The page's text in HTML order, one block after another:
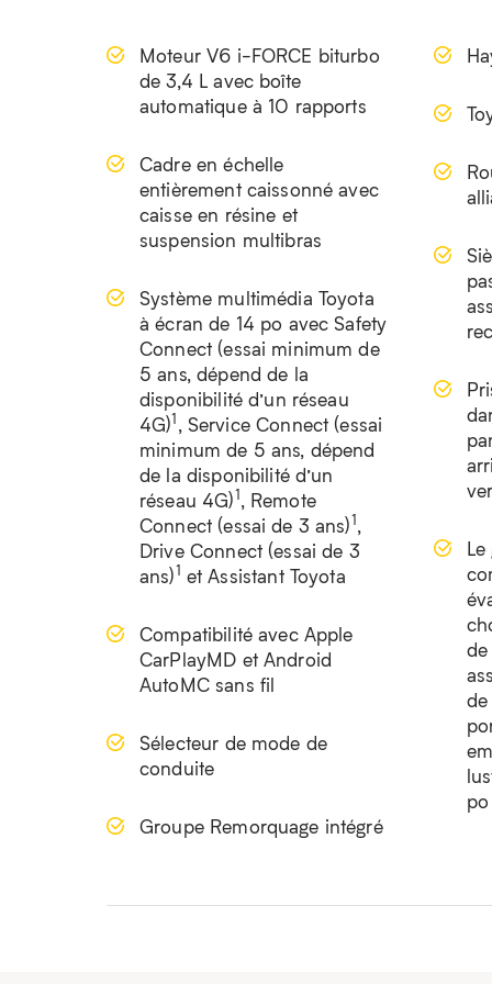
Moteur V6 i-FORCE biturbo
de 3,4 L avec boîte
automatique à 10 rapports
Cadre en échelle
entièrement caissonné avec
caisse en résine et
suspension multibras
Système multimédia Toyota
à écran de 14 po avec Safety
Connect (essai minimum de
5 ans, dépend de la
disponibilité d’un réseau
4G)1, Service Connect (essai
minimum de 5 ans, dépend
de la disponibilité d’un
réseau 4G)1, Remote
Connect (essai de 3 ans)1,
Drive Connect (essai de 3
ans)1 et Assistant Toyota
Compatibilité avec Apple
CarPlayMD et Android
AutoMC sans fil
Sélecteur de mode de
conduite
Groupe Remorquage intégré
po